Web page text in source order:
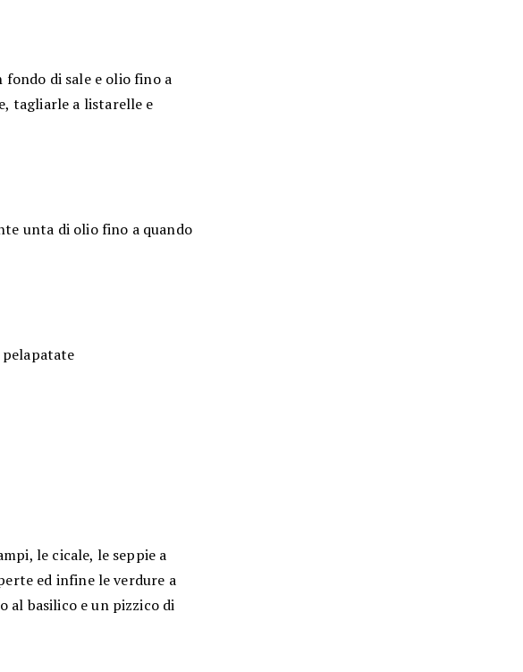
di sale e olio fino a
tagliarle a listarelle e
unta di olio fino a quando
le cicale, le seppie a
ed infine le verdure a
al basilico e un pizzico di